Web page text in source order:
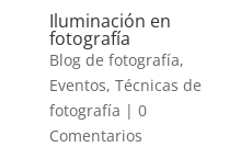
Iluminación en
fotografía
Blog de fotografía,
Eventos, Técnicas de
fotografía | 0
Comentarios